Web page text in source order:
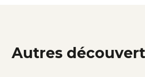
Autres